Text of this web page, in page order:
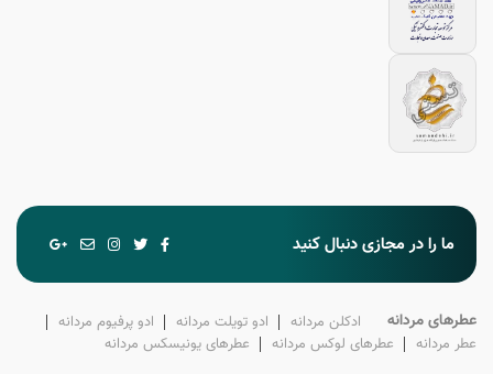
ما را در مجازی دنبال کنید
عطرهای مردانه ادکلن‌ مردانه ادو تویلت‌ مردانه
ادو پرفیوم‌ مردانه
عطر‌ مردانه
عطرهای لوکس‌ مردانه عطرهای یونیسکس مردانه